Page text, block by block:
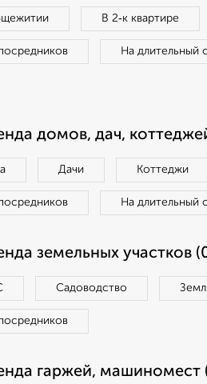
В 2‑к квартире
На длительный
домов, дач,
Дачи Коттеджи
На длительный
земельных участков
Садоводство
гаржей, машиномест